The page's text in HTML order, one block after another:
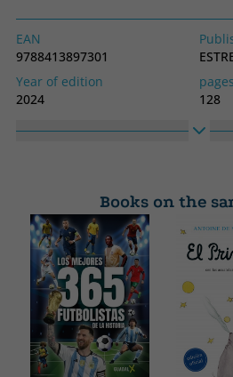
EAN
9788413897301
Year of edition
2024
pages
128
Idiom
130
Books on the